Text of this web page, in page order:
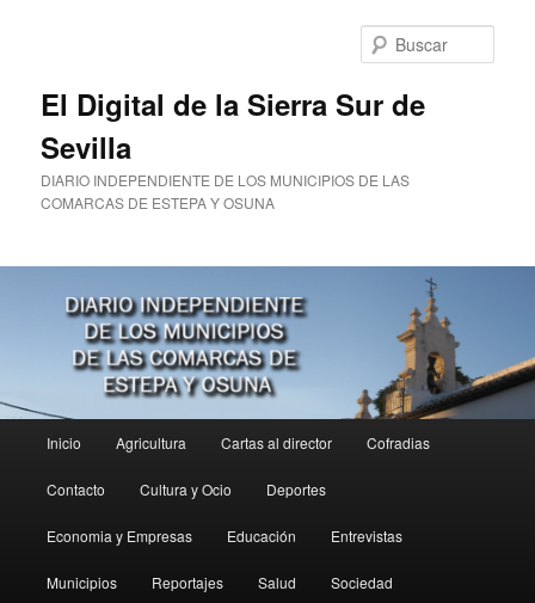
El Digital de la Sierra Sur de
Sevilla
DIARIO INDEPENDIENTE DE LOS MUNICIPIOS DE LAS
COMARCAS DE ESTEPA Y OSUNA
principal
Inicio Agricultura Cartas al director Cofradias
Contacto Cultura y Ocio Deportes
Economia y Empresas Educación Entrevistas
Municipios Reportajes Salud Sociedad